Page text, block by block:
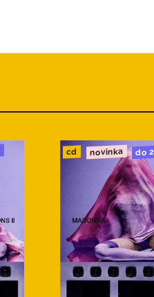
cd novinka do